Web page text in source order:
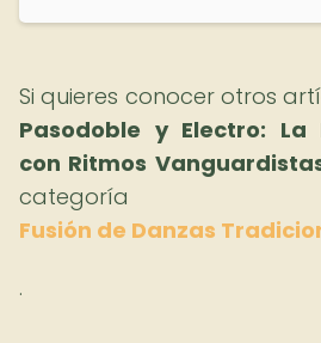
Si quieres conocer otros
Pasodoble y Electro: La
con Ritmos
categoría
Fusión de Danzas
.